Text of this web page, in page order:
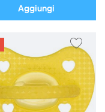
Aggiungi
AI